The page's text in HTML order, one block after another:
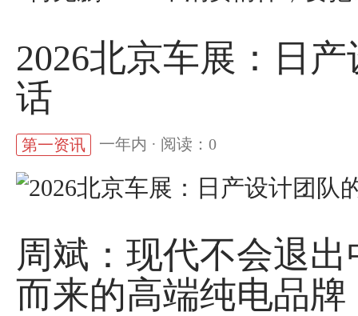
2026北京车展：日
话
第一资讯 一年内 · 阅读：0
周斌：现代不会退
而来的高端纯电品牌